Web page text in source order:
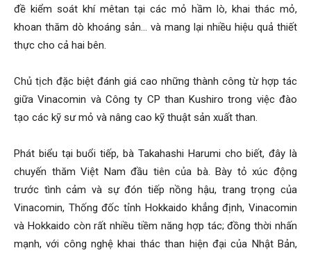
đề kiểm soát khí mêtan tại các mỏ hầm lò, khai thác mỏ,
khoan thăm dò khoáng sản… và mang lại nhiều hiệu quả thiết
thực cho cả hai bên.
Chủ tịch đặc biệt đánh giá cao những thành công từ hợp tác
giữa Vinacomin và Công ty CP than Kushiro trong việc đào
tạo các kỹ sư mỏ và nâng cao kỹ thuật sản xuất than.
Phát biểu tại buổi tiếp, bà Takahashi Harumi cho biết, đây là
chuyến thăm Việt Nam đầu tiên của bà. Bày tỏ xúc động
trước tình cảm và sự đón tiếp nồng hậu, trang trọng của
Vinacomin, Thống đốc tỉnh Hokkaido khẳng định, Vinacomin
và Hokkaido còn rất nhiều tiềm năng hợp tác; đồng thời nhấn
mạnh, với công nghệ khai thác than hiện đại của Nhật Bản,